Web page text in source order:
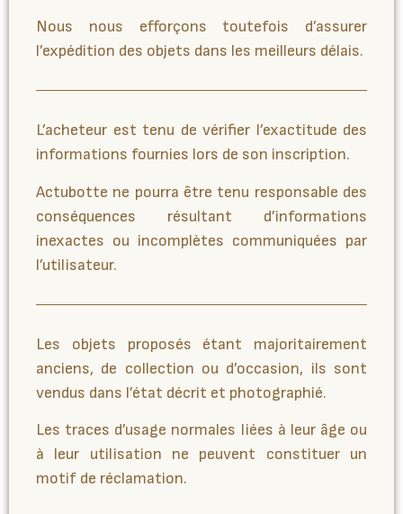
Nous nous efforçons toutefois d’assurer
l’expédition des objets dans les meilleurs délais.
L’acheteur est tenu de vérifier l’exactitude des
informations fournies lors de son inscription.
Actubotte ne pourra être tenu responsable des
conséquences résultant d’informations
inexactes ou incomplètes communiquées par
l’utilisateur.
Les objets proposés étant majoritairement
anciens, de collection ou d’occasion, ils sont
vendus dans l’état décrit et photographié.
Les traces d’usage normales liées à leur âge ou
à leur utilisation ne peuvent constituer un
motif de réclamation.